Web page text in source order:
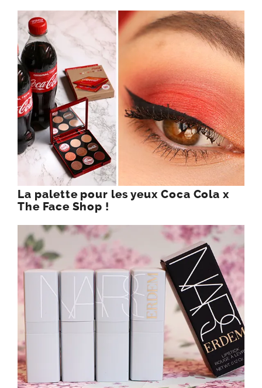
La palette pour les yeux Coca Cola x
The Face Shop !